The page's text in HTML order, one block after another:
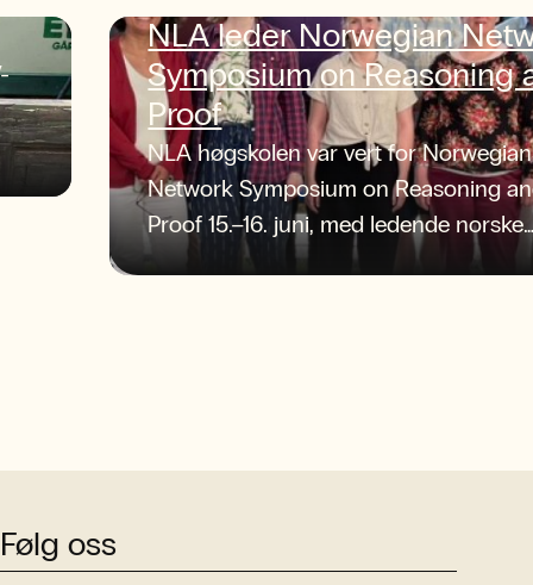
NLA leder Norwegian
Symposium on Reasoning
Proof
NLA høgskolen var vert for Norwegian
Network Symposium on Reasoning
Proof 15.–16. juni, med ledende norske
forskere og sterke faglige diskusjoner.
Følg oss